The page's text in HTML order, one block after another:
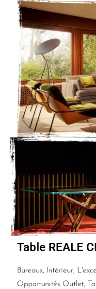
Table REALE
Bureaux, Intérieur,
Opportunités Outlet,